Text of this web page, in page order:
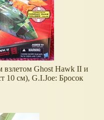
взлетом Ghost Hawk II и
10 см), G.I.Joe: Бросок